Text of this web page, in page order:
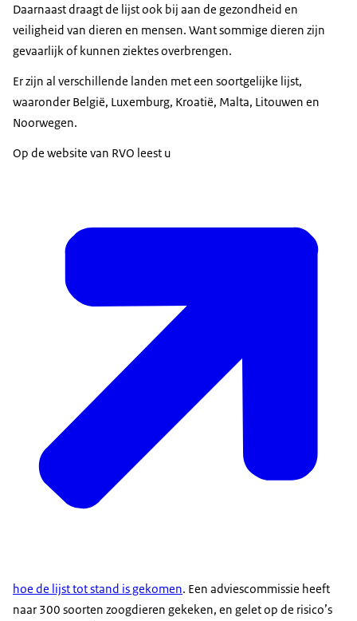
Daarnaast draagt de lijst ook bij aan de gezondheid en
veiligheid van dieren en mensen. Want sommige dieren zijn
gevaarlijk of kunnen ziektes overbrengen.
Er zijn al verschillende landen met een soortgelijke lijst,
waaronder België, Luxemburg, Kroatië, Malta, Litouwen en
Noorwegen.
Op de website van RVO leest u
hoe de lijst tot stand is gekomen. Een adviescommissie heeft
naar 300 soorten zoogdieren gekeken, en gelet op de risico’s